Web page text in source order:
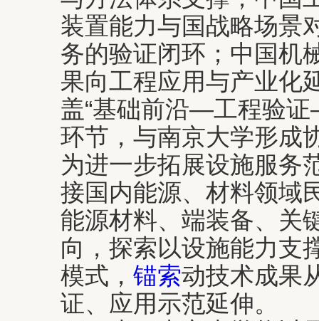
装置能力与国战略场景
务的验证闭环；中国机
果向工程应用与产业化
盖“基础前沿—工程验
环节，与南京大学形成
为进一步拓展设施服务
接国内能源、材料领域
能源材料、端装备、关
向，探索以设施能力支
模式， 锚索动技术成果
证、应用示范延伸。